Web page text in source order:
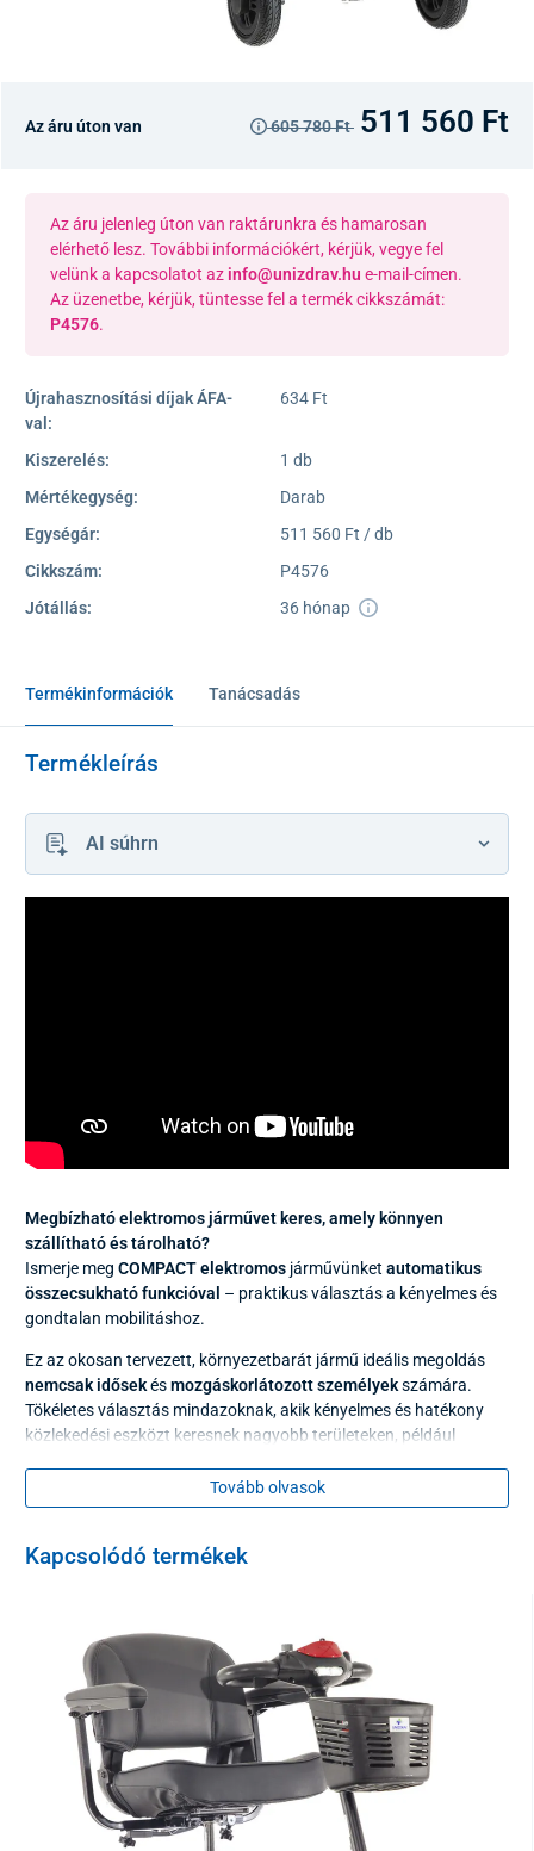
Az áru úton van 605 780 Ft 511 560 Ft
Az áru jelenleg úton van raktárunkra és hamarosan
elérhető lesz. További információkért, kérjük, vegye fel
velünk a kapcsolatot az info@unizdrav.hu e-mail-címen.
Az üzenetbe, kérjük, tüntesse fel a termék cikkszámát:
P4576.
Újrahasznosítási díjak ÁFA-
val:
634 Ft
Kiszerelés:
1 db
Mértékegység:
Darab
Egységár:
511 560 Ft / db
Cikkszám:
P4576
Jótállás:
36 hónap
Termékinformációk Tanácsadás
Termékleírás
AI súhrn
Megbízható elektromos járművet keres,amely könnyen
szállítható és tárolható?
Ismerje meg COMPACT elektromos járművünket automatikus
összecsukható funkcióval – praktikus választás a kényelmes és
gondtalan mobilitáshoz.
Ez az okosan tervezett, környezetbarát jármű ideális megoldás
nemcsak idősekésmozgáskorlátozott személyekszámára.
Tökéletes választás mindazoknak, akik kényelmes és hatékony
közlekedési eszközt keresnek nagyobb területeken, például
turisztikai látványosságoknál.
A COMPACT jármű legfőbb előnyei a
gomb megnyomásával könnyedén össze- vagy szétnyithatja –
gyorsan és erőfeszítés nélkül.Mindössze a karfákat kell
eltávolítani, a többit az automatikus rendszer elvégzi Ön helyett.
A robogó könnyen mozgatható, tárolható, illetve
problémamentesen szállíthatóautóval, vonattal vagy akár
repülőgéppelis. Elfér pincébenvagy kisebblakásban
Összecsukott állapotban amérete mindössze
súlya pedig nem haladja meg a
Tovább olvasok
Kapcsolódó termékek